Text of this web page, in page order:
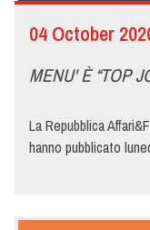
04 October
MENU' È “TOP
La Repubblica
hanno pubblicato